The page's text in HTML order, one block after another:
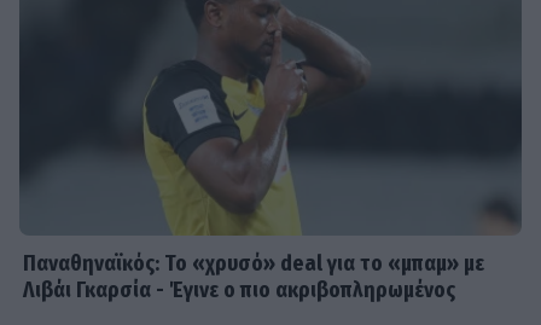
Παναθηναϊκός: Το «χρυσό» deal για το «μπαμ» με
Λιβάι Γκαρσία - Έγινε ο πιο ακριβοπληρωμένος